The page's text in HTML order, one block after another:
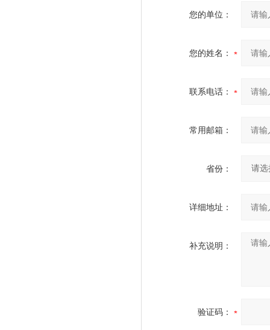
您的单位：
您的姓名：
联系电话：
常用邮箱：
省份：
详细地址：
补充说明：
验证码：